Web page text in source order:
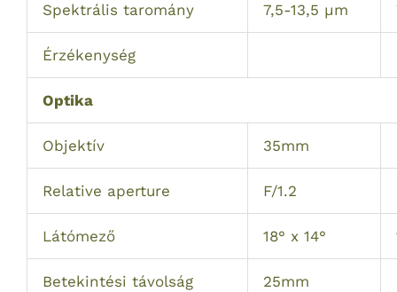
Spektrális taromány 7,5-13,5 µm
Érzékenység
Optika
Objektív 35mm
Relative aperture F/1.2
Látómező 18° x 14°
Betekintési távolság 25mm